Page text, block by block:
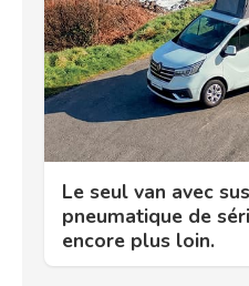
Le seul van avec
pneumatique de
encore plus loin.